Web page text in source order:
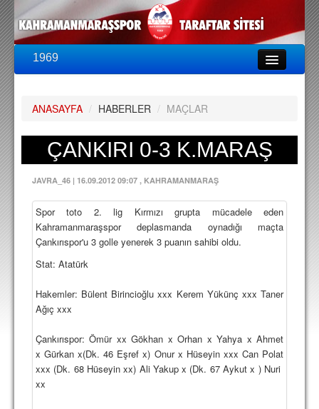
1969
PUAN DURUMU
FİKSTÜR
KADRO
A TAKIM KADROSU
TEKNİK KADRO
TRANSFERLER
BİLETLER
LİSANSLI ÜRÜNLER
ANASAYFA / HABERLER / MAÇLAR
ÇANKIRI 0-3 K.MARAŞ
JAVRA_46 | 16.09.2012 09:07 , KAHRAMANMARAŞ
Spor toto 2. lig Kırmızı grupta mücadele eden
Kahramanmaraşspor deplasmanda oynadığı maçta
Çankırıspor'u 3 golle yenerek 3 puanın sahibi oldu.
Stat: Atatürk
Hakemler: Bülent Birincioğlu xxx Kerem Yükünç xxx Taner
Ağıç xxx
Çankırıspor: Ömür xx Gökhan x Orhan x Yahya x Ahmet
x Gürkan x(Dk. 46 Eşref x) Onur x Hüseyin xxx Can Polat
xxx (Dk. 68 Hüseyin xx) Ali Yakup x (Dk. 67 Aykut x ) Nuri
xx